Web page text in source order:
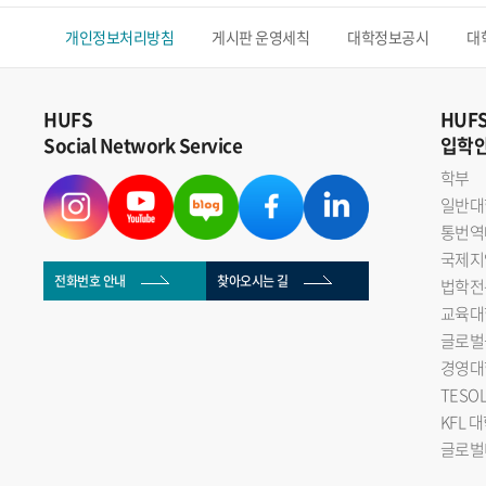
개인정보처리방침 게시판 운영세칙 대학정보공시 대
HUFS
Social Network Service
전화번호 안내 찾아오시는 길
입학
학부
일반
통번
국제
법학
교육
글로
경영
KFL
글로